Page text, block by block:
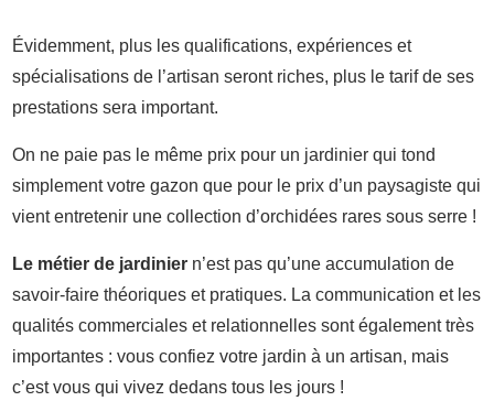
Évidemment, plus les qualifications, expériences et
spécialisations de l’artisan seront riches, plus le tarif de ses
prestations sera important.
On ne paie pas le même prix pour un jardinier qui tond
simplement votre gazon que pour le prix d’un paysagiste qui
vient entretenir une collection d’orchidées rares sous serre !
Le métier de jardinier n’est pas qu’une accumulation de
savoir-faire théoriques et pratiques. La communication et les
qualités commerciales et relationnelles sont également très
importantes : vous confiez votre jardin à un artisan, mais
c’est vous qui vivez dedans tous les jours !